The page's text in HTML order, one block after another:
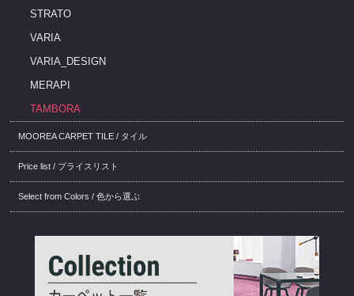
STRATO
VARIA
VARIA_DESIGN
MERAPI
TAMBORA
MOOREA CARPET TILE / タイル
Price list / プライスリスト
Select from Colors / 色から選ぶ